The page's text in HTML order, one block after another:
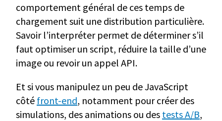
comportement général de ces temps de
chargement suit une distribution particulière.
Savoir l’interpréter permet de déterminer s’il
faut optimiser un script, réduire la taille d’une
image ou revoir un appel API.
Et si vous manipulez un peu de JavaScript
côté front-end, notamment pour créer des
simulations, des animations ou des tests A/B,